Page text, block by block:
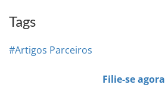
Tags
#Artigos Parceiros
Filie-se agora